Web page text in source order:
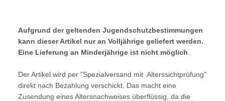
Aufgrund der geltenden Jugendschutzbestimmungen
kann dieser Artikel nur an Volljährige geliefert werden.
Eine Lieferung an Minderjährige ist nicht möglich
Der Artikel wird per "Spezialversand mit Alterssichtprüfung"
direkt nach Bezahlung verschickt. Das macht eine
Zusendung eines Altersnachweises überflüssig, da die